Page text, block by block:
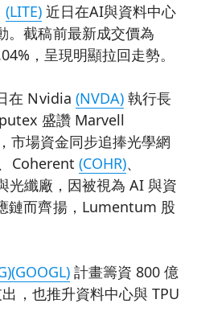
(LITE)近日在AI與資料中心
。截稿前最新成交價為
，呈現明顯拉回走勢。
在 Nvidia (NVDA)執行長
盛讚 Marvell
市場資金同步追捧光學網
Coherent (COHR)、
光纖廠，因被視為 AI 與資
鏈而齊揚，Lumentum 股
(GOOGL)計畫籌資 800 億
，也推升資料中心與 TPU